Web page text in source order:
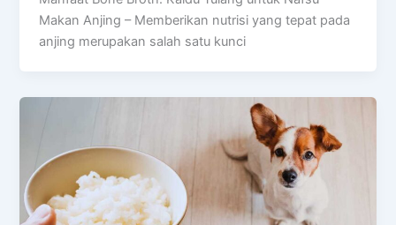
Makan Anjing – Memberikan nutrisi yang tepat pada
anjing merupakan salah satu kunci